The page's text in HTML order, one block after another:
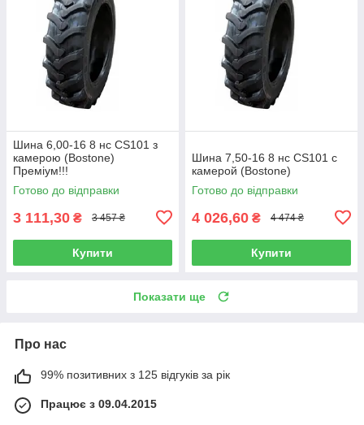
Шина 6,00-16 8 нс CS101 з
камерою (Bostone)
Преміум!!!
Готово до відправки
3 111,30 ₴ 3 457 ₴
Купити
Шина 7,50-16 8 нс CS101 с
камерой (Bostone)
Готово до відправки
4 026,60 ₴ 4 474 ₴
Купити
Показати ще
Про нас
99% позитивних з 125 відгуків за рік
Працює з 09.04.2015